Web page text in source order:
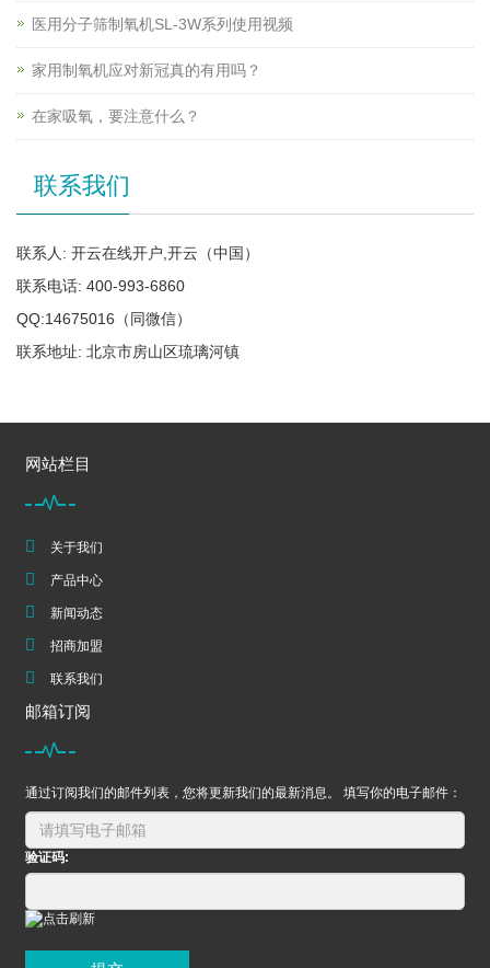
医用分子筛制氧机SL-3W系列使用视频
家用制氧机应对新冠真的有用吗？
在家吸氧，要注意什么？
联系我们
联系人: 开云在线开户,开云（中国）
联系电话: 400-993-6860
QQ:14675016（同微信）
联系地址: 北京市房山区琉璃河镇
网站栏目
关于我们
产品中心
新闻动态
招商加盟
联系我们
邮箱订阅
通过订阅我们的邮件列表，您将更新我们的最新消息。 填写你的电子邮件：
验证码: